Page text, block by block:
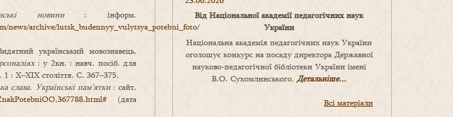
новини: інформ.
news/archive/lutsk_budennyy_vulytsya_potebni_foto/
український мовознавець,
: у 2кн. : навч. посіб. для
: Х–ХІХ століття. С. 367–375.
слава. Українські пам’ятки: сайт.
(дата
Від Національної академії педагогічних наук
України
Національна академія педагогічних наук України
оголошує конкурс на посаду директора Державної
науково-педагогічної бібліотеки України імені
В.О. Сухомлинського. Детальніше...
Всі матеріали